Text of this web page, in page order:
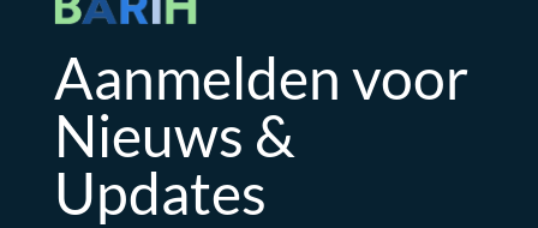
Aanmelden voor
Nieuws &
Updates